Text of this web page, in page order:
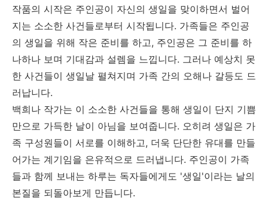
작품의 시작은 주인공이 자신의 생일을 맞이하면서 벌어
지는 소소한 사건들로부터 시작됩니다. 가족들은 주인공
의 생일을 위해 작은 준비를 하고, 주인공은 그 준비를 하
나하나 보며 기대감과 설렘을 느낍니다. 그러나 예상치 못
한 사건들이 생일날 펼쳐지며 가족 간의 오해나 갈등도 드
러납니다.
백희나 작가는 이 소소한 사건들을 통해 생일이 단지 기쁨
만으로 가득한 날이 아님을 보여줍니다. 오히려 생일은 가
족 구성원들이 서로를 이해하고, 더욱 단단한 유대를 만들
어가는 계기임을 은유적으로 드러냅니다. 주인공이 가족
들과 함께 보내는 하루는 독자들에게도 '생일'이라는 날의
본질을 되돌아보게 만듭니다.